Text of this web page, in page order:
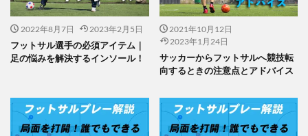
2022年8月7日 2023年2月5日
フットサル選手の必須アイテム｜
足の悩みを解決するインソール！
2021年10月12日
2023年1月24日
サッカーからフットサルへ競技転
向するときの注意点とアドバイス